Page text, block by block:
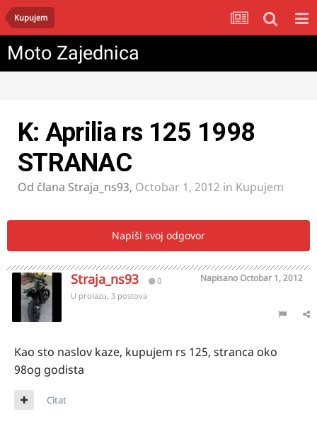
Kupujem
Moto Zajednica
K: Aprilia rs 125 1998
STRANAC
Od člana Straja_ns93, Octobar 1, 2012 in Kupujem
Napiši svoj odgovor
Straja_ns93 0 NapisanoOctobar 1, 2012
U prolazu, 3 postova
Kao sto naslov kaze, kupujem rs 125, stranca oko
98og godista
Citat